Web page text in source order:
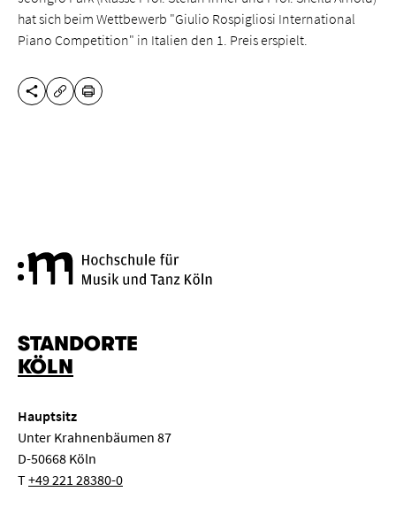
hat sich beim Wettbewerb "Giulio Rospigliosi International
Piano Competition" in Italien den 1. Preis erspielt.
DIESE SEITE TEILEN
URL KOPIEREN
DRUCKEN
STANDORTE
KÖLN
Hauptsitz
Unter Krahnenbäumen 87
D-50668 Köln
T+49 221 28380-0